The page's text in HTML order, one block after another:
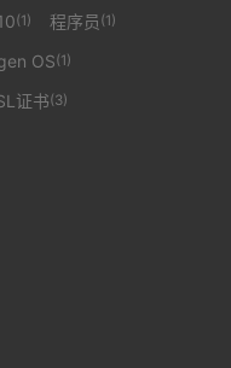
(1) 程序员 (1)
OS(1)
证书(3)